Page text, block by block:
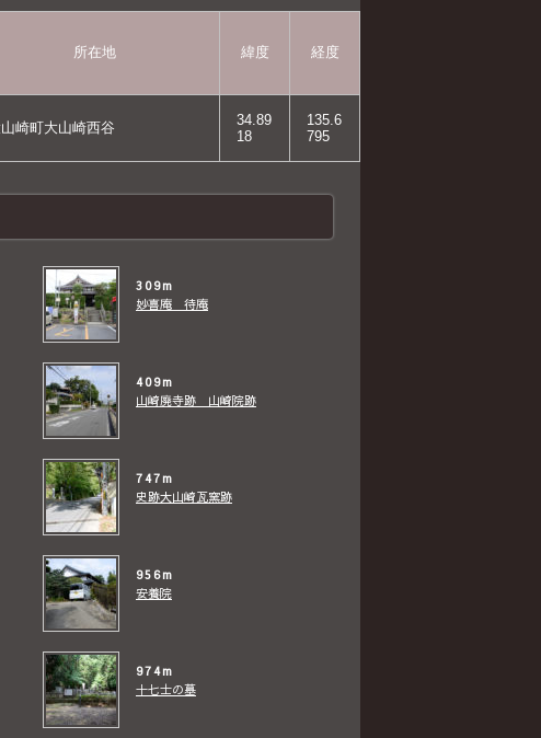
所在地 緯度 経度
崎町大山崎西谷
34.89
18
135.6
795
309m
妙喜庵 待庵
409m
山崎廃寺跡 山崎院跡
747m
史跡大山崎瓦窯跡
956m
安養院
974m
十七士の墓